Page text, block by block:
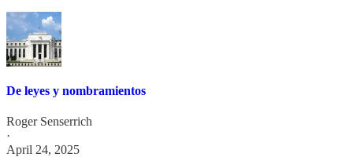
De leyes y nombramientos
Roger Senserrich
·
April 24, 2025